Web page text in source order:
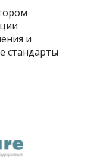
и
стандарты